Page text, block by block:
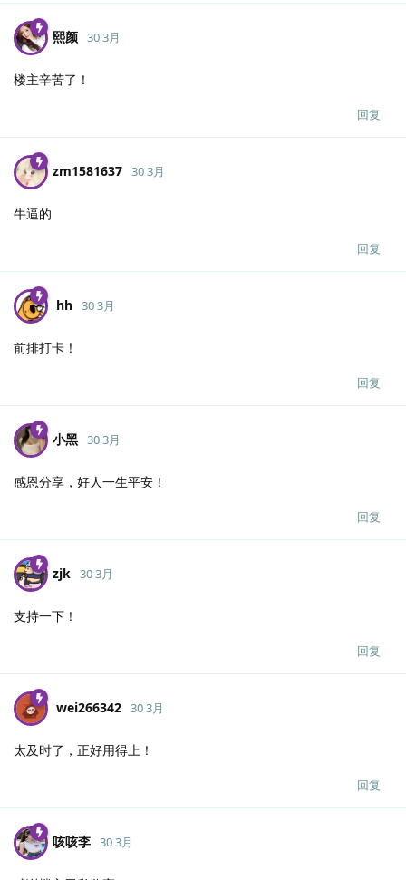
熙颜 30 3月
楼主辛苦了！
回复
zm1581637 30 3月
牛逼的
回复
hh 30 3月
前排打卡！
回复
小黑 30 3月
感恩分享，好人一生平安！
回复
zjk 30 3月
支持一下！
回复
wei266342 30 3月
太及时了，正好用得上！
回复
咳咳李 30 3月